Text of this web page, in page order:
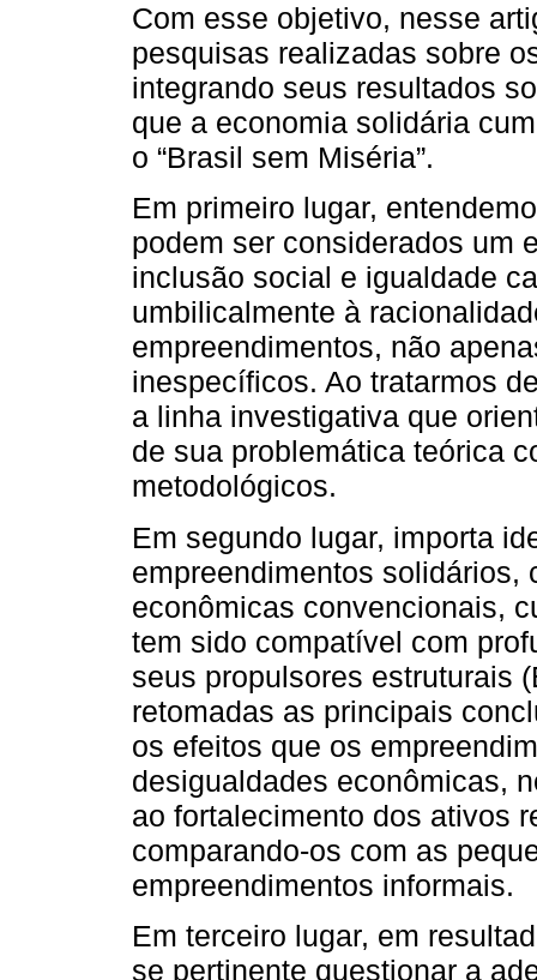
Com esse objetivo, nesse
pesquisas realizadas sobre
integrando seus resultados
que a economia solidária
o “Brasil sem Miséria”.
Em primeiro lugar,
podem ser considerados um
inclusão social e igualdade
umbilicalmente à
empreendimentos, não
inespecíficos. Ao tratarmos
a linha investigativa que
de sua problemática teórica
metodológicos.
Em segundo lugar, importa
empreendimentos solidários,
econômicas convencionais,
tem sido compatível com
seus propulsores estruturais
retomadas as principais
os efeitos que os
desigualdades econômicas,
ao fortalecimento dos ativos
comparando-os com as
empreendimentos informais.
Em terceiro lugar, em
se pertinente questionar a